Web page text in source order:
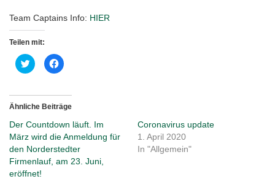
Team Captains Info: HIER
Teilen mit:
Klick,
um
teilen
(Wird
neuem
Fenster
geöffnet)
Klick,
um
teilen
(Wird
in
neuem
Fenster
geöffnet)
Ähnliche Beiträge
Der Countdown läuft. Im
März wird die Anmeldung für
den Norderstedter
Firmenlauf, am 23. Juni,
eröffnet!
Coronavirus update
1. April 2020
In "Allgemein"